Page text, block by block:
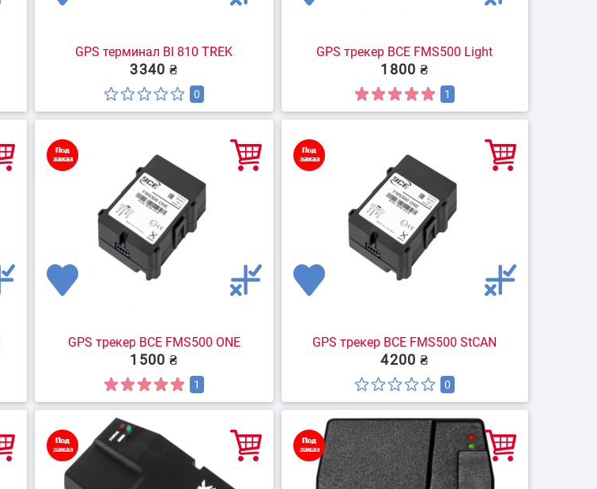
GPS терминал BI 810 TREK
3340 ₴
0
GPS трекер BCE FMS500 Light
1800 ₴
1
GPS трекер BCE FMS500 ONE
1500 ₴
1
GPS трекер BCE FMS500 StCAN
4200 ₴
0